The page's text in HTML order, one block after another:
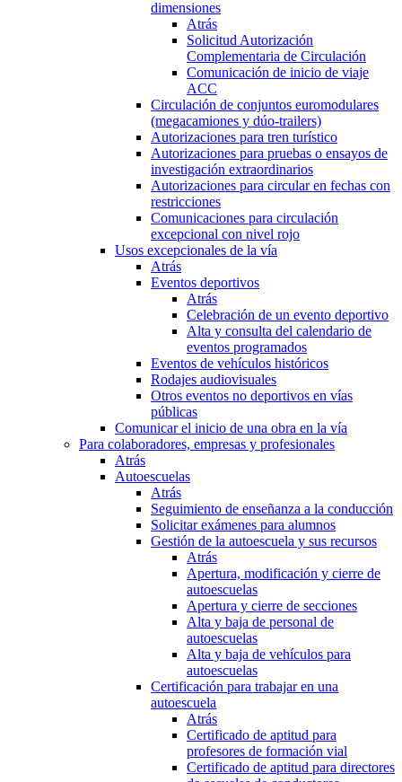
dimensiones
Atrás
Solicitud Autorización
Complementaria de Circulación
Comunicación de inicio de viaje
ACC
Circulación de conjuntos euromodulares
(megacamiones y dúo-trailers)
Autorizaciones para tren turístico
Autorizaciones para pruebas o ensayos de
investigación extraordinarios
Autorizaciones para circular en fechas con
restricciones
Comunicaciones para circulación
excepcional con nivel rojo
Usos excepcionales de la vía
Atrás
Eventos deportivos
Atrás
Celebración de un evento deportivo
Alta y consulta del calendario de
eventos programados
Eventos de vehículos históricos
Rodajes audiovisuales
Otros eventos no deportivos en vías
públicas
Comunicar el inicio de una obra en la vía
Para colaboradores, empresas y profesionales
Atrás
Autoescuelas
Atrás
Seguimiento de enseñanza a la conducción
Solicitar exámenes para alumnos
Gestión de la autoescuela y sus recursos
Atrás
Apertura, modificación y cierre de
autoescuelas
Apertura y cierre de secciones
Alta y baja de personal de
autoescuelas
Alta y baja de vehículos para
autoescuelas
Certificación para trabajar en una
autoescuela
Atrás
Certificado de aptitud para
profesores de formación vial
Certificado de aptitud para directores